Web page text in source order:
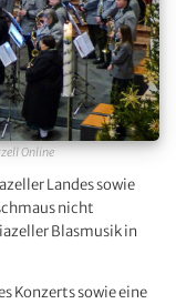
Online
Landes sowie
nicht
Blasmusik in
Konzerts sowie eine